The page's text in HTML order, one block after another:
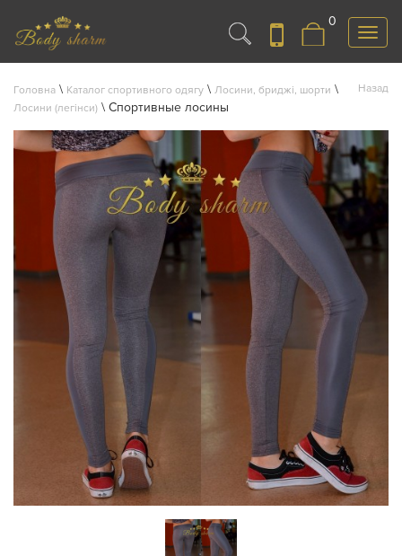
Меню
0
Назад
Головна \ Каталог спортивного одягу \ Лосини, бриджі, шорти \
Лосини (легінси) \ Спортивные лосины